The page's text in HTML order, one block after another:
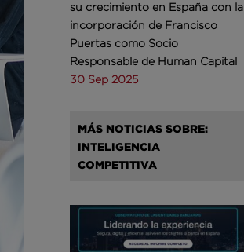
su crecimiento en España con la
incorporación de Francisco
Puertas como Socio
Responsable de Human Capital
30 Sep 2025
MÁS NOTICIAS SOBRE:
INTELIGENCIA
COMPETITIVA